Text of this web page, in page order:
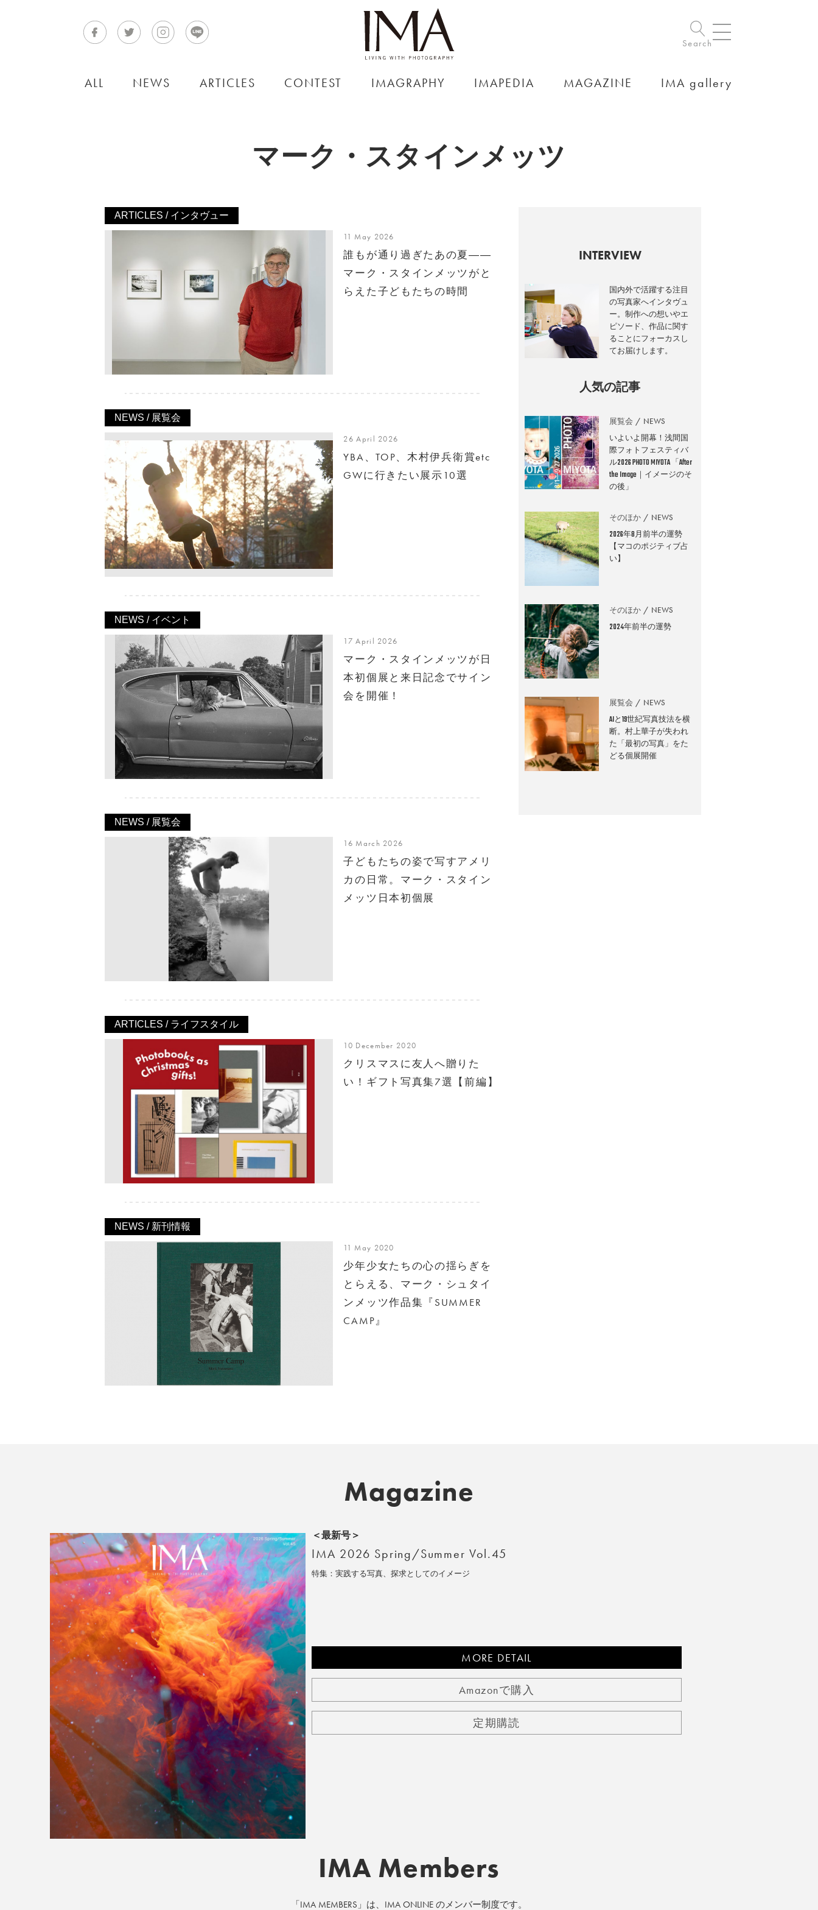
Search
ALL NEWS ARTICLES CONTEST IMAGRAPHY IMAPEDIA MAGAZINE IMA gallery
マーク・スタインメッツ
ARTICLES / インタヴュー
11 May 2026
誰もが通り過ぎたあの夏――
マーク・スタインメッツがと
らえた子どもたちの時間
NEWS / 展覧会
26 April 2026
YBA、TOP、木村伊兵衛賞etc
GWに行きたい展示10選
NEWS / イベント
17 April 2026
マーク・スタインメッツが日
本初個展と来日記念でサイン
会を開催！
NEWS / 展覧会
16 March 2026
子どもたちの姿で写すアメリ
カの日常。マーク・スタイン
メッツ日本初個展
ARTICLES / ライフスタイル
10 December 2020
クリスマスに友人へ贈りた
い！ギフト写真集7選【前編】
NEWS / 新刊情報
11 May 2020
少年少女たちの心の揺らぎを
とらえる、マーク・シュタイ
ンメッツ作品集『SUMMER
CAMP』
INTERVIEW
国内外で活躍する注目
の写真家へインタヴュ
ー。制作への想いやエ
ピソード、作品に関す
ることにフォーカスし
てお届けします。
人気の記事
展覧会 NEWS
いよいよ開幕！浅間国
際フォトフェスティバ
ル2026 PHOTO MIYOTA 「After
the Image｜イメージのそ
の後」
そのほか NEWS
2026年8月前半の運勢
【マコのポジティブ占
い】
そのほか NEWS
2024年前半の運勢
展覧会 NEWS
AIと19世紀写真技法を横
断。村上華子が失われ
た「最初の写真」をた
どる個展開催
Magazine
>>全国の取り扱い店舗
＜最新号＞
IMA 2026 Spring/Summer Vol.45
特集：実践する写真、探求としてのイメージ
MORE DETAIL
Amazonで購入
定期購読
IMA Members
「IMA MEMBERS」は、IMA ONLINE のメンバー制度です。